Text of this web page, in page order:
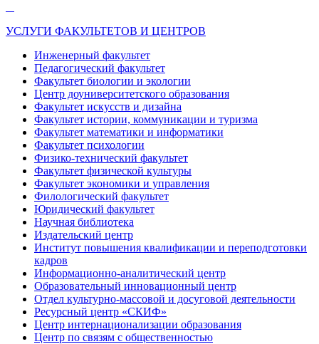
УСЛУГИ ФАКУЛЬТЕТОВ И ЦЕНТРОВ
Инженерный факультет
Педагогический факультет
Факультет биологии и экологии
Центр доуниверситетского образования
Факультет искусств и дизайна
Факультет истории, коммуникации и туризма
Факультет математики и информатики
Факультет психологии
Физико-технический факультет
Факультет физической культуры
Факультет экономики и управления
Филологический факультет
Юридический факультет
Научная библиотека
Издательский центр
Институт повышения квалификации и переподготовки
кадров
Информационно-аналитический центр
Образовательный инновационный центр
Отдел культурно-массовой и досуговой деятельности
Ресурсный центр «СКИФ»
Центр интернационализации образования
Центр по связям с общественностью